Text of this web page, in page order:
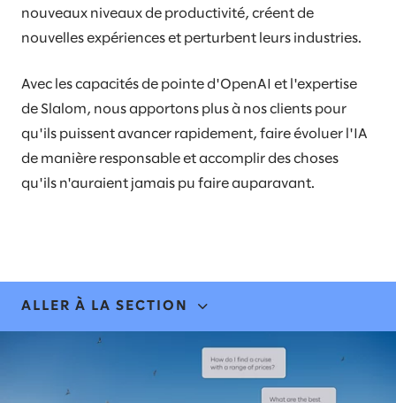
nouveaux niveaux de productivité, créent de
nouvelles expériences et perturbent leurs industries.​
​Avec les capacités de pointe d'OpenAI et l'expertise
de Slalom, nous apportons plus à nos clients pour
qu'ils puissent avancer rapidement, faire évoluer l'IA
de manière responsable et accomplir des choses
qu'ils n'auraient jamais pu faire auparavant.​
ALLER À LA SECTION
EXPERTISE & SOLUTIONS